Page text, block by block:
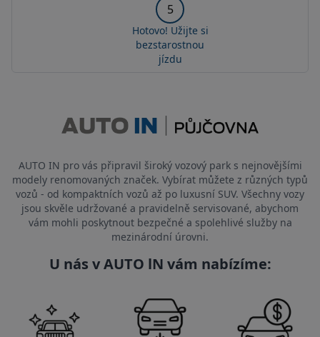
5
Hotovo! Užijte si
bezstarostnou
jízdu
AUTO IN pro vás připravil široký vozový park s nejnovějšími
modely renomovaných značek. Vybírat můžete z různých typů
vozů - od kompaktních vozů až po luxusní SUV. Všechny vozy
jsou skvěle udržované a pravidelně servisované, abychom
vám mohli poskytnout bezpečné a spolehlivé služby na
mezinárodní úrovni.
U nás v AUTO lN vám nabízíme: